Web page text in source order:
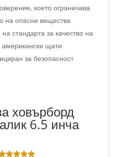
което ограничава
на опасни вещества
на стандарта за качество на
щати
за безопасност
ховърборд
6.5 инча